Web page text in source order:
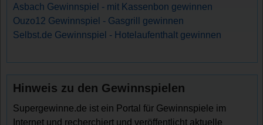
Asbach Gewinnspiel - mit Kassenbon gewinnen
Ouzo12 Gewinnspiel - Gasgrill gewinnen
Selbst.de Gewinnspiel - Hotelaufenthalt gewinnen
Hinweis zu den Gewinnspielen
Supergewinne.de ist ein Portal für Gewinnspiele im
Internet und recherchiert und veröffentlicht aktuelle